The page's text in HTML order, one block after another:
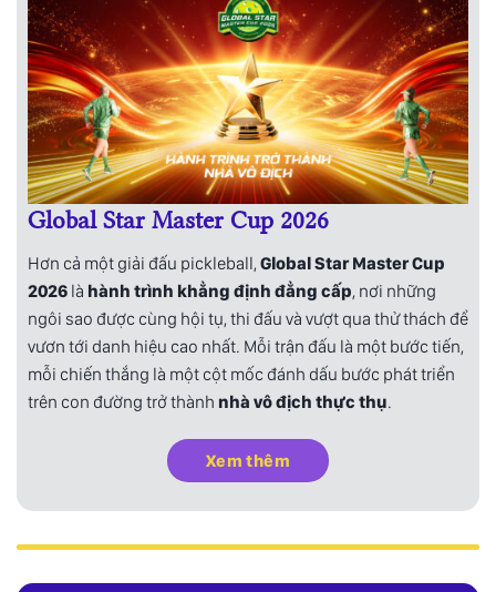
Global Star Master Cup 2026
Hơn cả một giải đấu pickleball, Global Star Master Cup
2026 là hành trình khẳng định đẳng cấp, nơi những
ngôi sao được cùng hội tụ, thi đấu và vượt qua thử thách để
vươn tới danh hiệu cao nhất. Mỗi trận đấu là một bước tiến,
mỗi chiến thắng là một cột mốc đánh dấu bước phát triển
trên con đường trở thành nhà vô địch thực thụ.
Xem thêm